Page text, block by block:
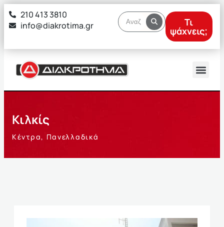
στο
περιεχόμενο
210 413 3810
info@diakrotima.gr
Τι
ψάχνεις;
Κιλκίς
Κέντρα, Πανελλαδικά